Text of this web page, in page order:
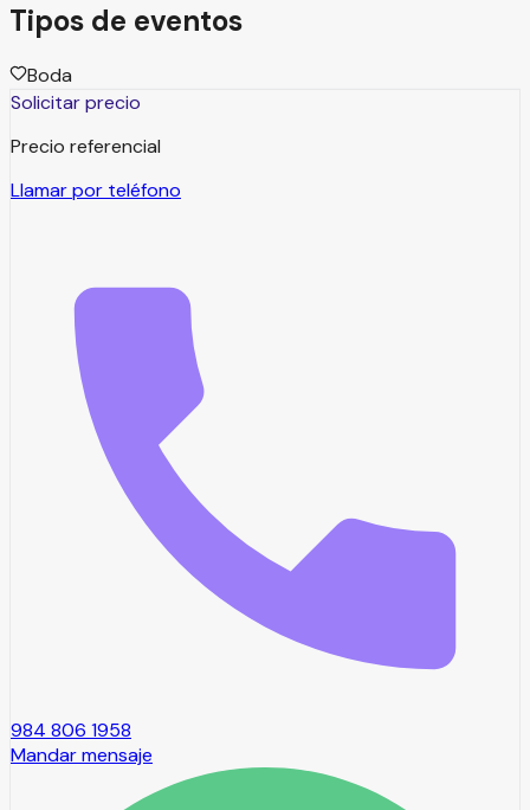
Tipos de eventos
Boda
Solicitar precio
Precio referencial
Llamar por teléfono
984 806 1958
Mandar mensaje